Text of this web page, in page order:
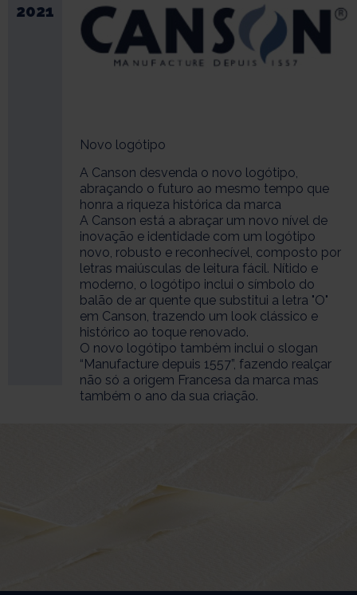
2021
Novo logótipo
A Canson desvenda o novo logótipo,
abraçando o futuro ao mesmo tempo que
honra a riqueza histórica da marca
A Canson está a abraçar um novo nível de
inovação e identidade com um logótipo
novo, robusto e reconhecível, composto por
letras maiúsculas de leitura fácil. Nítido e
moderno, o logótipo inclui o símbolo do
balão de ar quente que substitui a letra "O"
em Canson, trazendo um look clássico e
histórico ao toque renovado.
O novo logótipo também inclui o slogan
“Manufacture depuis 1557”, fazendo realçar
não só a origem Francesa da marca mas
também o ano da sua criação.